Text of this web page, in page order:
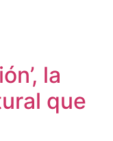
la
que